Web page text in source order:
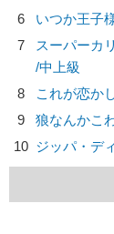
6
いつか王子
7
スーパーカ
/中上級
8
これが恋か
9
狼なんかこ
10 ジッパ・デ